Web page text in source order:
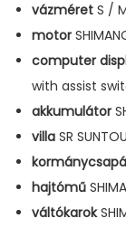
vázméret S /
motor
computer
with assist
akkumulátor
villa SR
hajtómű
váltókarok